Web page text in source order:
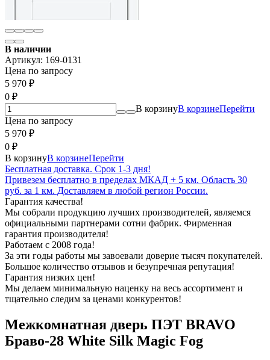
В наличии
Артикул: 169-0131
Цена по запросу
5 970 ₽
0 ₽
В корзинуВ корзинеПерейти
Цена по запросу
5 970 ₽
0 ₽
В корзинуВ корзинеПерейти
Бесплатная доставка. Срок 1-3 дня!
Привезем бесплатно в пределах МКАД + 5 км. Область 30
руб. за 1 км. Доставляем в любой регион России.
Гарантия качества!
Мы собрали продукцию лучших производителей, являемся
официальными партнерами сотни фабрик. Фирменная
гарантия производителя!
Работаем с 2008 года!
За эти годы работы мы завоевали доверие тысяч покупателей.
Большое количество отзывов и безупречная репутация!
Гарантия низких цен!
Мы делаем минимальную наценку на весь ассортимент и
тщательно следим за ценами конкурентов!
Межкомнатная дверь ПЭТ BRAVO
Браво-28 White Silk Magic Fog